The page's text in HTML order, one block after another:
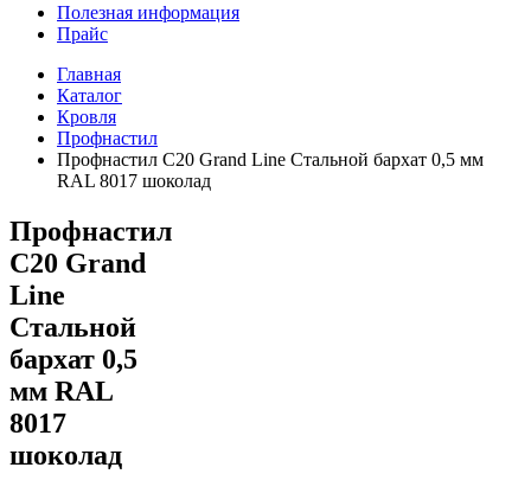
Полезная информация
Прайс
Главная
Каталог
Кровля
Профнастил
Профнастил С20 Grand Line Стальной бархат 0,5 мм
RAL 8017 шоколад
Профнастил
С20 Grand
Line
Стальной
бархат 0,5
мм RAL
8017
шоколад